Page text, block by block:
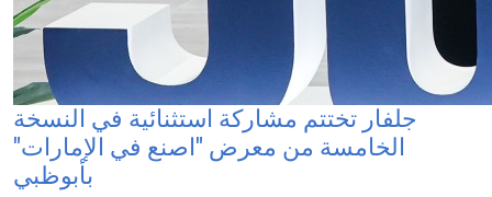
جلفار تختتم مشاركة استثنائية في النسخة
الخامسة من معرض "اصنع في الإمارات"
بأبوظبي